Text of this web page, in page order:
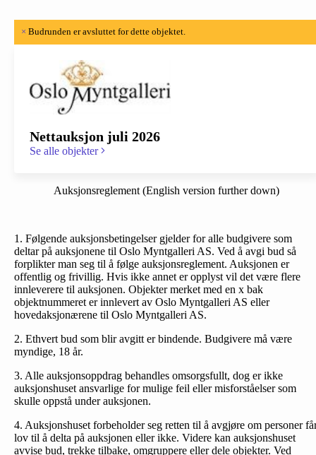
× Budrunden er avsluttet for dette objektet.
Nettauksjon juli 2026
Se alle objekter
Auksjonsreglement (English version further down)
1. Følgende auksjonsbetingelser gjelder for alle budgivere som
deltar på auksjonene til Oslo Myntgalleri AS. Ved å avgi bud så
forplikter man seg til å følge auksjonsreglement. Auksjonen er
offentlig og frivillig. Hvis ikke annet er opplyst vil det være flere
innleverere til auksjonen. Objekter merket med en x bak
objektnummeret er innlevert av Oslo Myntgalleri AS eller
hovedaksjonærene til Oslo Myntgalleri AS.
2. Ethvert bud som blir avgitt er bindende. Budgivere må være
myndige, 18 år.
3. Alle auksjonsoppdrag behandles omsorgsfullt, dog er ikke
auksjonshuset ansvarlige for mulige feil eller misforståelser som
skulle oppstå under auksjonen.
4. Auksjonshuset forbeholder seg retten til å avgjøre om personer
lov til å delta på auksjonen eller ikke. Videre kan auksjonshuset
avvise bud, trekke tilbake, omgruppere eller dele objekter. Ved